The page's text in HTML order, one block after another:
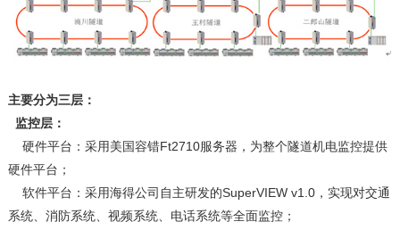
主要分为三层：
监控层：
硬件平台：采用美国容错Ft2710服务器，为整个隧道机电监控提供
硬件平台；
软件平台：采用海得公司自主研发的SuperVIEW v1.0，实现对交通
系统、消防系统、视频系统、电话系统等全面监控；